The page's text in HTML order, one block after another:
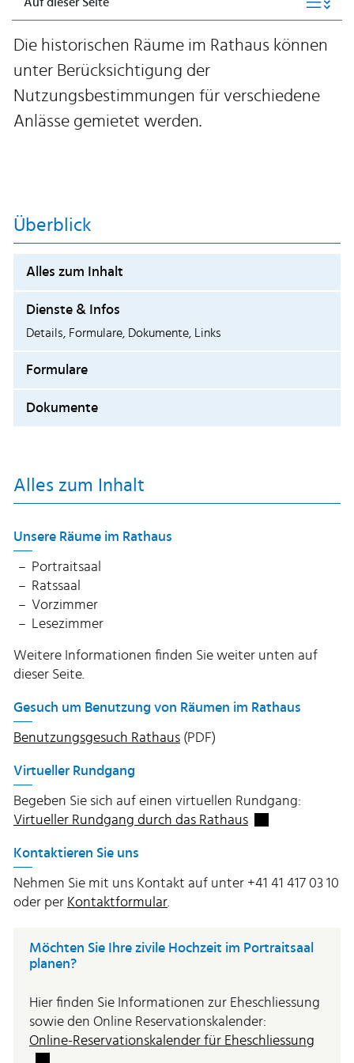
Die historischen Räume im Rathaus können
unter Berücksichtigung der
Nutzungsbestimmungen für verschiedene
Anlässe gemietet werden.
Überblick
Alles zum Inhalt
Dienste & Infos
Details, Formulare, Dokumente, Links
Formulare
Dokumente
Alles zum Inhalt
Unsere Räume im Rathaus
Portraitsaal
Ratssaal
Vorzimmer
Lesezimmer
Weitere Informationen finden Sie weiter unten auf
dieser Seite.
Gesuch um Benutzung von Räumen im Rathaus
Benutzungsgesuch Rathaus (PDF)
Virtueller Rundgang
Begeben Sie sich auf einen virtuellen Rundgang:
Virtueller Rundgang durch das RathausExterner Link
Kontaktieren Sie uns
Nehmen Sie mit uns Kontakt auf unter +41 41 417 03 10
oder per Kontaktformular.
Möchten Sie Ihre zivile Hochzeit im Portraitsaal
planen?
Hier finden Sie Informationen zur Eheschliessung
sowie den Online Reservationskalender:
Online-Reservationskalender für Eheschliessung